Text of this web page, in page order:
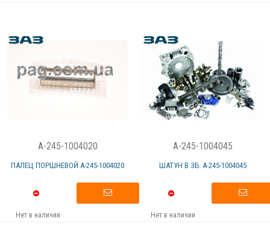
A-245-1004020
ПАЛЕЦ ПОРШНЕВОЙ А-245-1004020
Нет в наличии
A-245-1004045
ШАТУН В ЗБ. А-245-1004045
Нет в наличии